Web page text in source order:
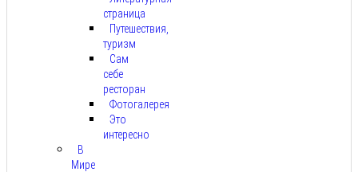
страница
Путешествия,
туризм
Сам
себе
ресторан
Фотогалерея
Это
интересно
В
Мире